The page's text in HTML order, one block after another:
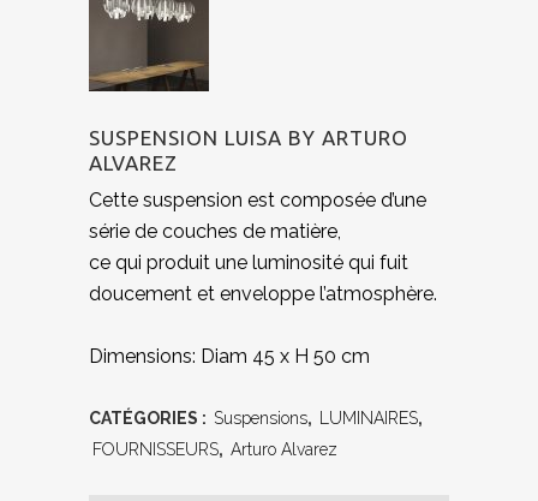
SUSPENSION LUISA BY ARTURO
ALVAREZ
Cette suspension est composée d’une
série de couches de matière,
ce qui produit une luminosité qui fuit
doucement et enveloppe l’atmosphère.
Dimensions: Diam 45 x H 50 cm
CATÉGORIES : Suspensions, LUMINAIRES,
FOURNISSEURS, Arturo Alvarez